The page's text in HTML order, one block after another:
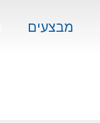
מבצעים